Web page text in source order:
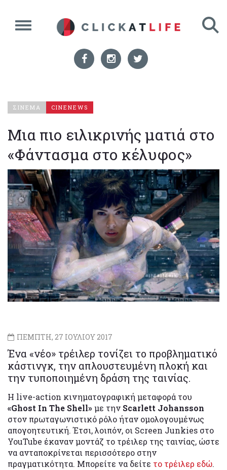
ΣΙΝΕΜΑ CINENEWS
Μια πιο ειλικρινής ματιά στο
«Φάντασμα στο κέλυφος»
ΠΕΜΠΤΗ, 27 ΙΟΥΛΙΟΥ 2017
Ένα «νέο» τρέιλερ τονίζει το προβληματικό
κάστινγκ, την απλουστευμένη πλοκή και
την τυποποιημένη δράση της ταινίας.
Η live-action κινηματογραφική μεταφορά του
«Ghost In The Shell»με την Scarlett Johansson
στον πρωταγωνιστικό ρόλο ήταν ομολογουμένως
απογοητευτική. Έτσι, λοιπόν, οι Screen Junkies στο
YouTube έκαναν μοντάζ το τρέιλερ της ταινίας, ώστε
να ανταποκρίνεται περισσότερο στην
πραγματικότητα. Μπορείτε να δείτε το τρέιλερ εδώ.